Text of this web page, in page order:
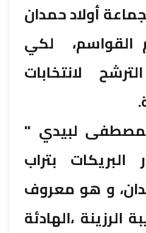
أولاد حمدان
القواسم، لكي
لانتخابات
لبيدي "
بتراب
و هو معروف
،الهادئة